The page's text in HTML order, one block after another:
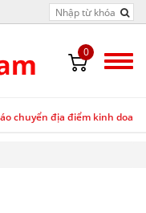
0
chuyển địa điểm kinh